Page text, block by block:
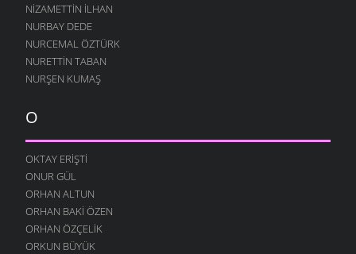
BIZE MI GIDER ?
7 OCAK 2008
BE HÜZÜN
27 ARALIK 2007
24 ARALIK 2007
DÖNMÜŞÜM
19 ARALIK 2007
ÜŞÜRÜM SENSIZ
17 ARALIK 2007
ZORUMA GIDER
13 ARALIK 2007
NIZAMETTIN İLHAN
NURBAY DEDE
NURCEMAL ÖZTÜRK
NURETTIN TABAN
NURŞEN KUMAŞ
O
OKTAY ERIŞTI
ONUR GÜL
ORHAN ALTUN
ORHAN BAKI ÖZEN
ORHAN ÖZÇELIK
ORKUN BÜYÜK